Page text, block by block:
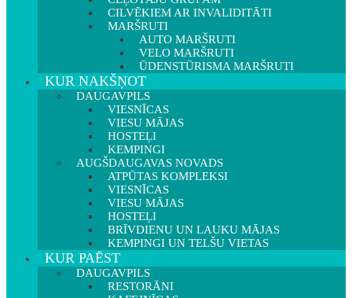
CILVĒKIEM AR INVALIDITĀTI
MARŠRUTI
AUTO MARŠRUTI
VELO MARŠRUTI
ŪDENSTŪRISMA MARŠRUTI
KUR NAKŠŅOT
DAUGAVPILS
VIESNĪCAS
VIESU MĀJAS
HOSTEĻI
KEMPINGI
AUGŠDAUGAVAS NOVADS
ATPŪTAS KOMPLEKSI
VIESNĪCAS
VIESU MĀJAS
HOSTEĻI
BRĪVDIENU UN LAUKU MĀJAS
KEMPINGI UN TELŠU VIETAS
KUR PAĒST
DAUGAVPILS
RESTORĀNI